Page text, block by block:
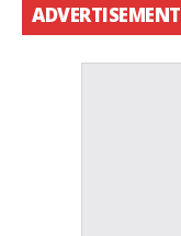
ADVERTISEMENT